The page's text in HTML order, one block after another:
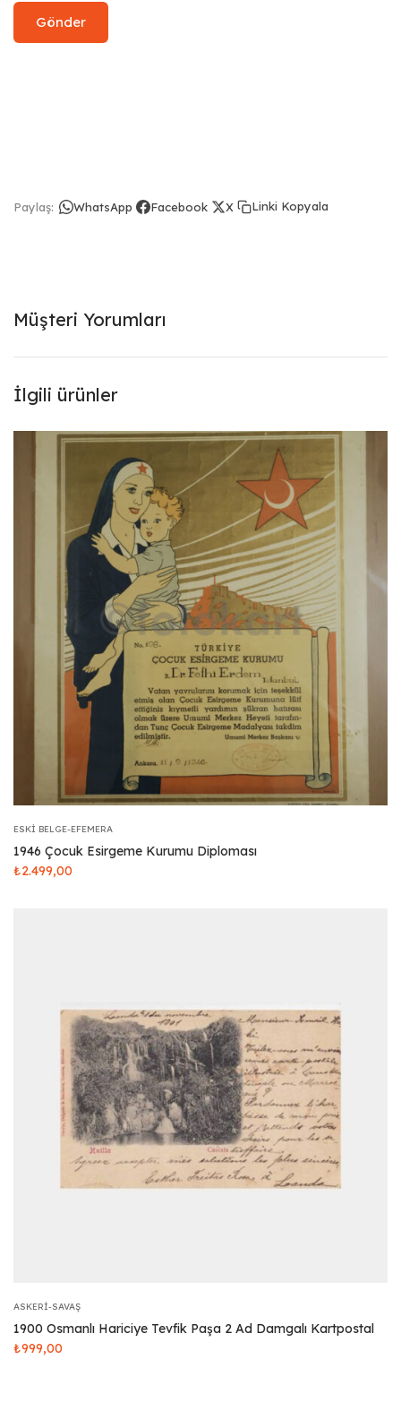
Paylaş: WhatsApp Facebook X Linki Kopyala
Müşteri Yorumları
İlgili ürünler
ESKI BELGE-EFEMERA
1946 Çocuk Esirgeme Kurumu Diploması
₺2.499,00
ASKERI-SAVAŞ
1900 Osmanlı Hariciye Tevfik Paşa 2 Ad Damgalı Kartpostal
₺999,00